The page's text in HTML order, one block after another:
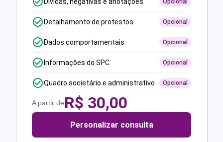
Opcional
Detalhamento de protestos Opcional
Dados comportamentais Opcional
Informações do SPC Opcional
Quadro societário e administrativo Opcional
A partir deR$ 30,00
Personalizar consulta